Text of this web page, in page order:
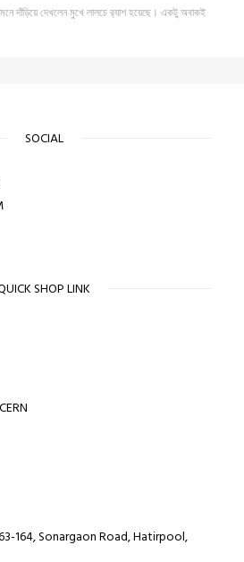
দাঁড়িয়ে দেখলেন মুখে লালচে র‍্যাশ হয়েছে। একটু অবাকই
SOCIAL
SHOP LINK
164, Sonargaon Road, Hatirpool,